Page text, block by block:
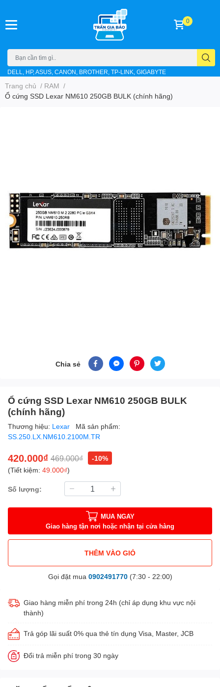
DELL, HP, ASUS, CANON, BROTHER, TP-LINK, GIGABYTE
0
Trang chủ / RAM /
Ổ cứng SSD Lexar NM610 250GB BULK (chính hãng)
Chia sẻ
Ổ cứng SSD Lexar NM610 250GB BULK
(chính hãng)
Thương hiệu: Lexar
Mã sản phẩm:
SS.250.LX.NM610.2100M.TR
420.000₫ 469.000₫
-10%
(Tiết kiệm: 49.000₫)
Số lượng:
MUA NGAY
Giao hàng tận nơi hoặc nhận tại cửa hàng
THÊM VÀO GIỎ
Gọi đặt mua 0902491770(7:30 - 22:00)
Giao hàng miễn phí trong 24h (chỉ áp dụng khu vực nội
thành)
Trả góp lãi suất 0% qua thẻ tín dụng Visa, Master, JCB
Đổi trả miễn phí trong 30 ngày